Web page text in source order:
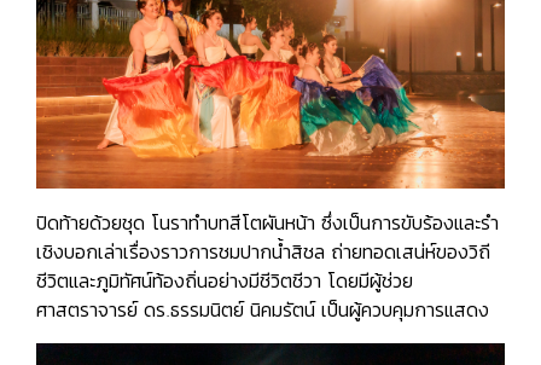
ปิดท้ายด้วยชุด โนราทำบทสีโตผันหน้า ซึ่งเป็นการขับร้องและรำ
เชิงบอกเล่าเรื่องราวการชมปากน้ำสิชล ถ่ายทอดเสน่ห์ของวิถี
ชีวิตและภูมิทัศน์ท้องถิ่นอย่างมีชีวิตชีวา โดยมีผู้ช่วย
ศาสตราจารย์ ดร.ธรรมนิตย์ นิคมรัตน์ เป็นผู้ควบคุมการแสดง